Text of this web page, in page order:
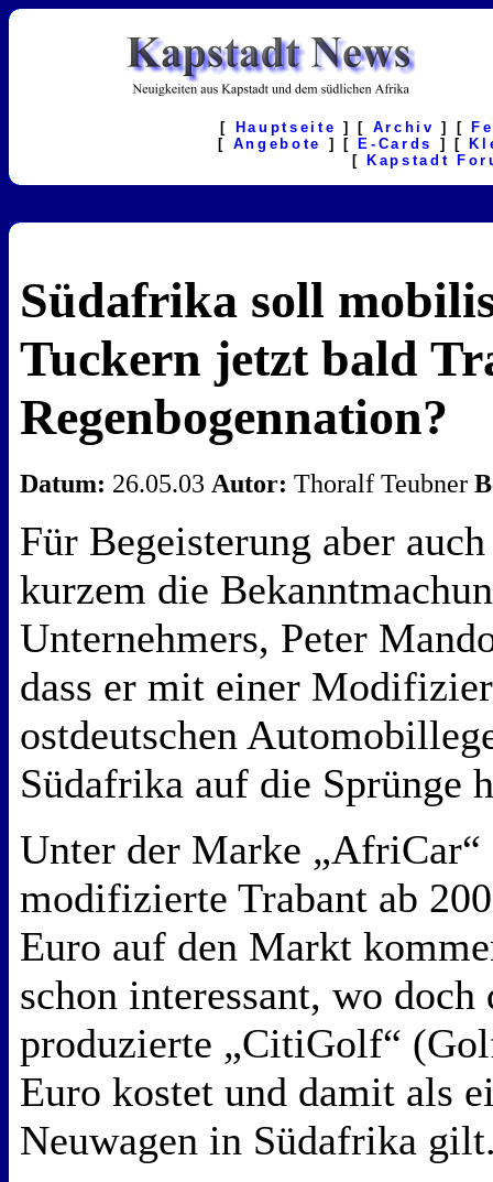
[ Hauptseite ] [ Archiv ] [
[ Angebote ] [ E-Cards ] [
[
Kapstadt
Südafrika soll
Tuckern jetzt bald
Regenbogennation?
Datum: 26.05.03 Autor: Thoralf Teubner
Für Begeisterung aber
kurzem die
Unternehmers, Peter
dass er mit einer
ostdeutschen
Südafrika auf die Sprünge
Unter der Marke „AfriCar“
modifizierte Trabant ab
Euro auf den Markt
schon interessant, wo
produzierte „CitiGolf“
Euro kostet und damit als
Neuwagen in Südafrika